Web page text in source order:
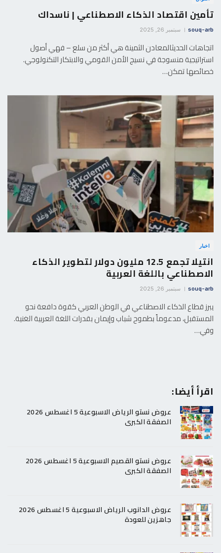
تأمين اقتصاد الذكاء الاصطناعي | ناسداك
souq-arb سبتمبر 26, 2025
اتجاهات الحديثالمعادن الثمينة هي أكثر من سلع – فهي أصول
استراتيجية منسوجة في نسيج الأمن القومي والابتكار التكنولوجي.
خصائصها تمكن…
اخبار
انتيلا تجمع 12.5 مليون دولار لتطوير الذكاء
الاصطناعي باللغة العربية
souq-arb سبتمبر 26, 2025
يبرز قطاع الذكاء الاصطناعي في الوطن العربي كقوة دافعة نحو
المستقبل، مدعوماً بطموح شباب وإيمان بقدرات اللغة العربية الغنية.
وفي…
اقرأ أيضا:
عروض نستو الرياض الاسبوعية 5 اغسطس 2026
الصفقة الكبرى
عروض نستو القصيم الاسبوعية 5 اغسطس 2026
الصفقة الكبرى
عروض الدانوب الرياض الاسبوعية 5 اغسطس 2026
جاهزين للعودة